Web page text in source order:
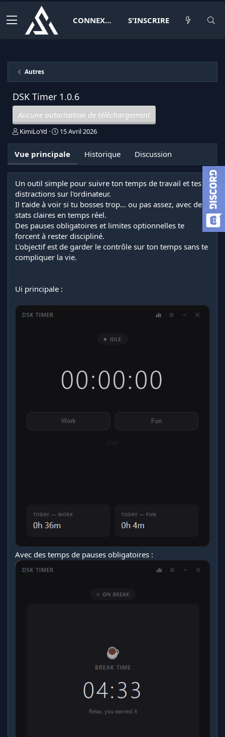
CONNEXION S'INSCRIRE
Autres
DSK Timer 1.0.6
Aucune autorisation de téléchargement
A
e
u
KimiLoYd
D
e
d
c
r
é
a
t
i
o
n
15 Avril 2026
Vue principale Historique Discussion
Un outil simple pour suivre ton temps de travail et tes
distractions sur l'ordinateur.
Il t’aide à voir si tu bosses trop… ou pas assez, avec des
stats claires en temps réel.
Des pauses obligatoires et limites optionnelles te
forcent à rester discipliné.
L’objectif est de garder le contrôle sur ton temps sans te
compliquer la vie.
Ui principale :
Avec des temps de pauses obligatoires :